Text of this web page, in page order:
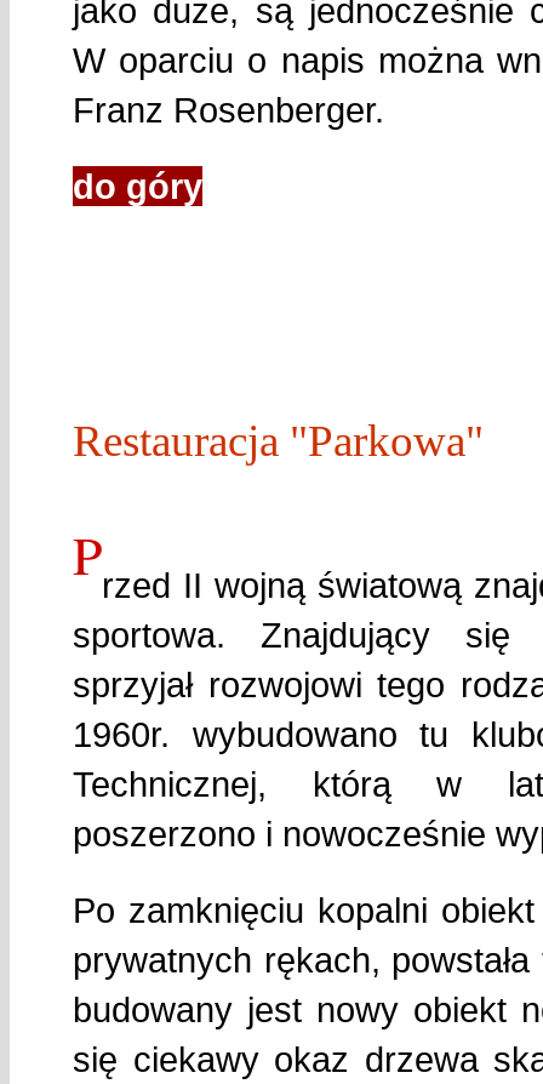
jako duże, są jednocześnie
W oparciu o napis można
Franz Rosenberger.
do góry
Restauracja "Parkowa"
Przed II wojną światową
sportowa. Znajdujący
sprzyjał rozwojowi tego
1960r. wybudowano tu
Technicznej, którą w
poszerzono i nowocześnie
Po zamknięciu kopalni
prywatnych rękach,
budowany jest nowy obiekt
się ciekawy okaz drzewa